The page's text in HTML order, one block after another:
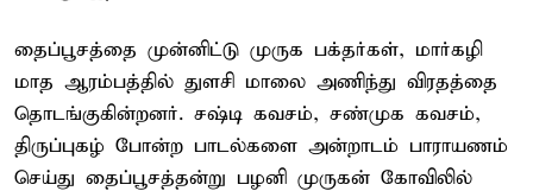
தைப்பூசத்தை முன்னிட்டு முருக பக்தர்கள், மார்கழி
மாத ஆரம்பத்தில் துளசி மாலை அணிந்து விரதத்தை
தொடங்குகின்றனர். சஷ்டி கவசம், சண்முக கவசம்,
திருப்புகழ் போன்ற பாடல்களை அன்றாடம் பாராயணம்
செய்து தைப்பூசத்தன்று பழனி முருகன் கோவிலில்